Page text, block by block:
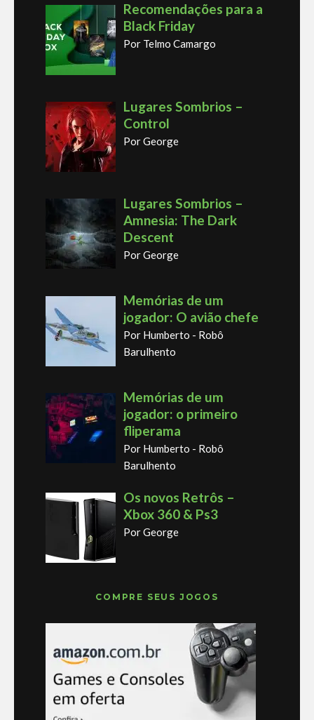
Recomendações para a
Black Friday
Por Telmo Camargo
Lugares Sombrios –
Control
Por George
Lugares Sombrios –
Amnesia: The Dark
Descent
Por George
Memórias de um
jogador: O avião chefe
Por Humberto - Robô
Barulhento
Memórias de um
jogador: o primeiro
fliperama
Por Humberto - Robô
Barulhento
Os novos Retrôs –
Xbox 360 & Ps3
Por George
COMPRE SEUS JOGOS